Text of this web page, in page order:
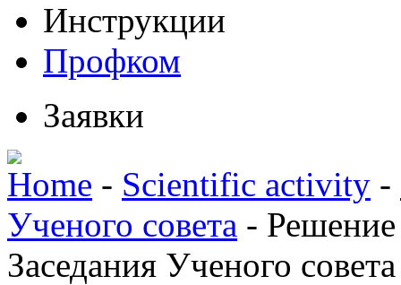
Инструкции
Профком
Заявки
Home - Scientific activity -
Ученого совета - Решение
Заседания Ученого